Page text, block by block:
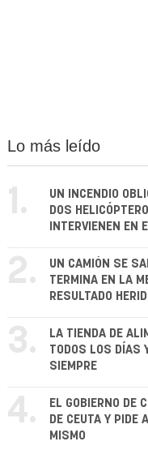
Lo más leído
1.
UN INCENDIO
DOS
INTERVIENEN EN
2.
UN CAMIÓN SE
TERMINA EN LA
RESULTADO
3.
LA TIENDA DE
TODOS LOS DÍAS
SIEMPRE
4.
EL GOBIERNO DE
DE CEUTA Y PIDE
MISMO